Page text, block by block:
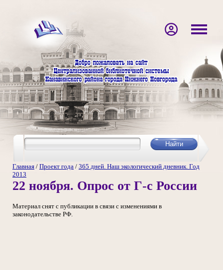
Главная / Проект года / 365 дней. Наш экологический дневник. Год
2013
22 ноября. Опрос от Г-с России
Материал снят с публикации в связи с изменениями в
законодательстве РФ.